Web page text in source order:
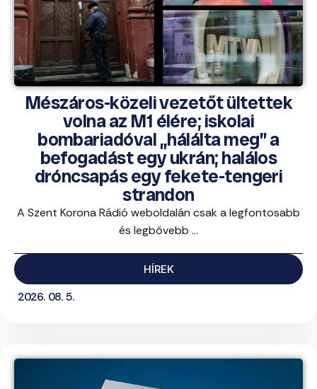
Mészáros-közeli vezetőt ültettek
volna az M1 élére; iskolai
bombariadóval „hálálta meg” a
befogadást egy ukrán; halálos
dróncsapás egy fekete-tengeri
strandon
A Szent Korona Rádió weboldalán csak a legfontosabb
és legbővebb ...
HÍREK
2026. 08. 5.